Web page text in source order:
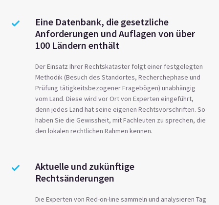
Eine Datenbank, die gesetzliche
Anforderungen und Auflagen von über
100 Ländern enthält
Der Einsatz Ihrer Rechtskataster folgt einer festgelegten
Methodik (Besuch des Standortes, Recherchephase und
Prüfung tätigkeitsbezogener Fragebögen) unabhängig
vom Land. Diese wird vor Ort von Experten eingeführt,
denn jedes Land hat seine eigenen Rechtsvorschriften. So
haben Sie die Gewissheit, mit Fachleuten zu sprechen, die
den lokalen rechtlichen Rahmen kennen.
Aktuelle und zukünftige
Rechtsänderungen
Die Experten von Red-on-line sammeln und analysieren Tag